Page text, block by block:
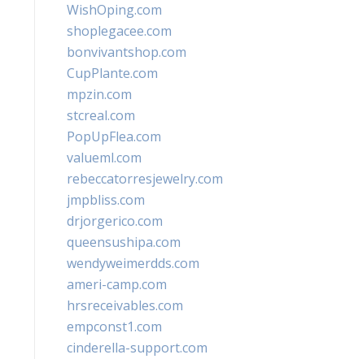
WishOping.com
shoplegacee.com
bonvivantshop.com
CupPlante.com
mpzin.com
stcreal.com
PopUpFlea.com
valueml.com
rebeccatorresjewelry.com
jmpbliss.com
drjorgerico.com
queensushipa.com
wendyweimerdds.com
ameri-camp.com
hrsreceivables.com
empconst1.com
cinderella-support.com